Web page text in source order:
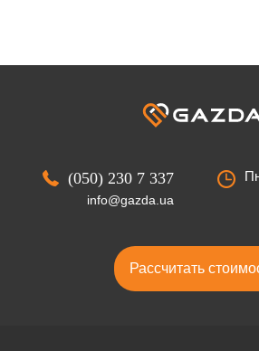
(050) 230 7 337
info@gazda.ua
Рассчитать